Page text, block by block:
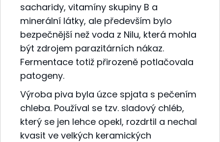
sacharidy, vitamíny skupiny B a
minerální látky, ale především bylo
bezpečnější než voda z Nilu, která mohla
být zdrojem parazitárních nákaz.
Fermentace totiž přirozeně potlačovala
patogeny.
Výroba piva byla úzce spjata s pečením
chleba. Používal se tzv. sladový chléb,
který se jen lehce opekl, rozdrtil a nechal
kvasit ve velkých keramických